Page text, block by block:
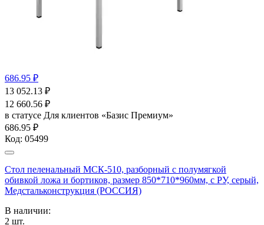
686.95 ₽
13 052.13 ₽
12 660.56 ₽
в статусе Для клиентов «Базис Премиум»
686.95 ₽
Код: 05499
Стол пеленальный МСК-510, разборный с полумягкой
обивкой ложа и бортиков, размер 850*710*960мм, с РУ, серый,
Медстальконструкция (РОССИЯ)
В наличии:
2 шт.